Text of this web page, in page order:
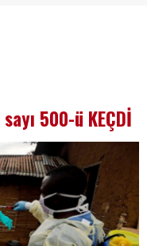
sayı 500-ü KEÇDİ